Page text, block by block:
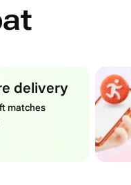
delivery
matches